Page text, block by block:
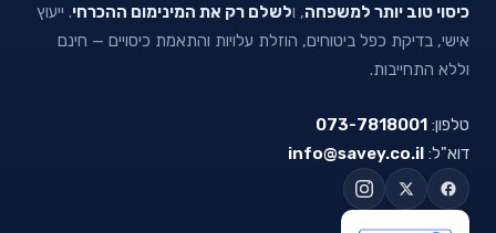
כיסוי טוב יותר למשפחה, ולשלם רק את המינימום ההכרחי. ייעוץ
אישי, בדיקת כפל ביטוחים, הוזלת עלויות והתאמת כיסויים — חינם
וללא התחייבות.
טלפון: 073-7818001
דוא"ל: info@savey.co.il